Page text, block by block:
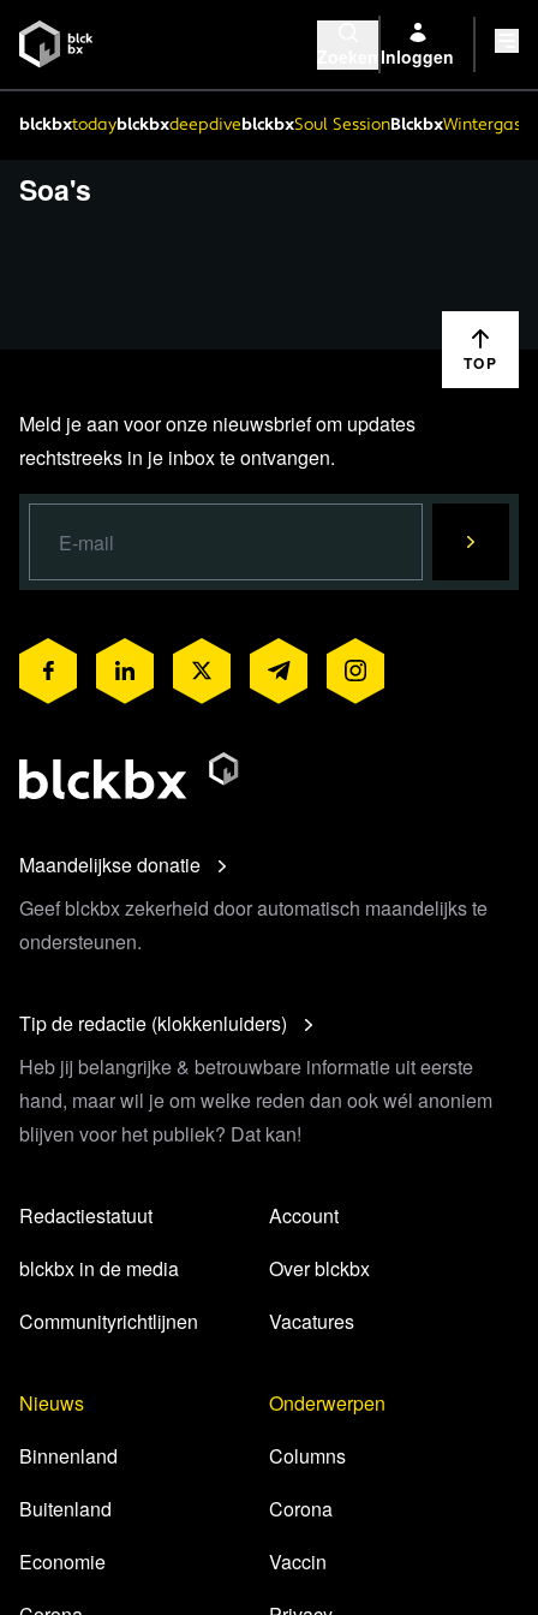
Inloggen
blckbxtodayblckbxdeepdiveblckbxSoul SessionBlckbx
Soa's
TOP
Meld je aan voor onze nieuwsbrief om updates
rechtstreeks in je inbox te ontvangen.
Maandelijkse donatie
Geef blckbx zekerheid door automatisch maandelijks te
ondersteunen.
Tip de redactie (klokkenluiders)
Heb jij belangrijke & betrouwbare informatie uit eerste
hand, maar wil je om welke reden dan ook wél anoniem
blijven voor het publiek? Dat kan!
Redactiestatuut
blckbx in de media
Communityrichtlijnen
Account
Over blckbx
Vacatures
Nieuws
Binnenland
Buitenland
Economie
Onderwerpen
Columns
Corona
Vaccin